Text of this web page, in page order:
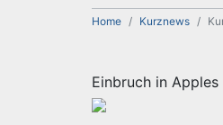
Home Kurznews
Einbruch in